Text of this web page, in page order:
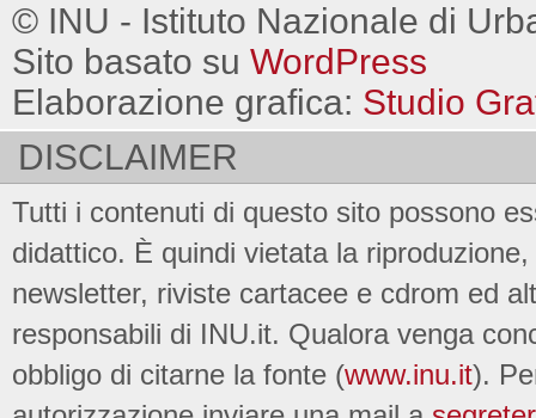
© INU - Istituto Nazionale di
Sito basato su WordPress
Elaborazione grafica: Studio
DISCLAIMER
Tutti i contenuti di questo sito possono
didattico. È quindi vietata la
newsletter, riviste cartacee e cdrom ed
responsabili di INU.it. Qualora venga
obbligo di citarne la fonte (www.inu.it).